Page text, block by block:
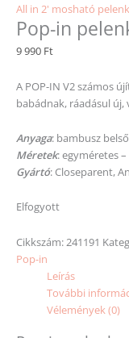
All in 2' mosható
Pop-in
9 990 Ft
A POP-IN V2 számos
babádnak, ráadásul
Anyaga: bambusz
Méretek: egyméretes –
Gyártó: Closeparent,
Elfogyott
Cikkszám:241191
Pop-in
Leírás
További
Vélemények (0)